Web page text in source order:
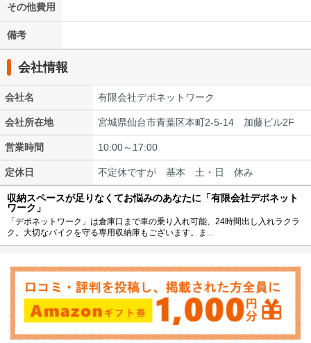
その他費用
備考
会社情報
会社名 有限会社デポネットワーク
会社所在地 宮城県仙台市青葉区本町2-5-14 加藤ビル2F
営業時間 10:00～17:00
定休日 不定休ですが 基本 土・日 休み
収納スペースが足りなくてお悩みのあなたに「有限会社デポネット
ワーク」
「デポネットワーク」は倉庫口まで車の乗り入れ可能、24時間出し入れラクラ
ク。大切なバイクを守る専用収納庫もございます。ま...